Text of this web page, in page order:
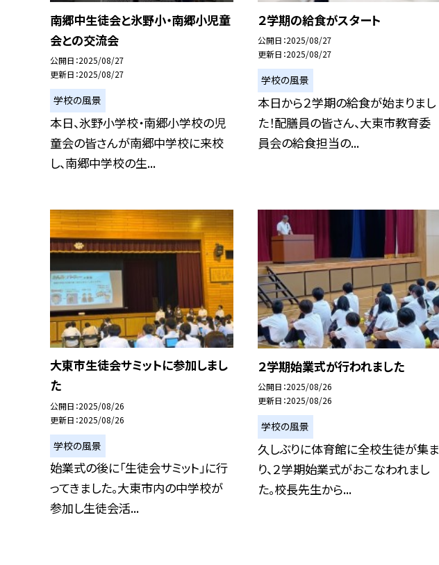
南郷中生徒会と氷野小・南郷小児童
会との交流会
公開日 2025/08/27
更新日 2025/08/27
学校の風景
本日、氷野小学校・南郷小学校の児
童会の皆さんが南郷中学校に来校
し、南郷中学校の生...
２学期の給食がスタート
公開日 2025/08/27
更新日 2025/08/27
学校の風景
本日から２学期の給食が始まりまし
た！配膳員の皆さん、大東市教育委
員会の給食担当の...
大東市生徒会サミットに参加しまし
た
公開日 2025/08/26
更新日 2025/08/26
学校の風景
始業式の後に「生徒会サミット」に行
ってきました。大東市内の中学校が
参加し生徒会活...
２学期始業式が行われました
公開日 2025/08/26
更新日 2025/08/26
学校の風景
久しぶりに体育館に全校生徒が集ま
り、２学期始業式がおこなわれまし
た。校長先生から...